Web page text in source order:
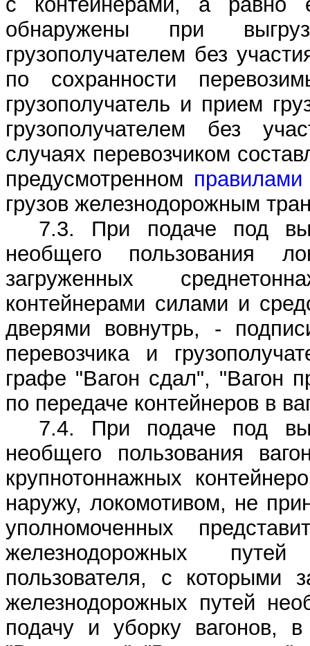
обнаружены при
грузополучателем без
по сохранности
грузополучатель и прием
грузополучателем без
случаях перевозчиком
предусмотренном правилами
грузов железнодорожным
7.3. При подаче под
необщего пользования
загруженных
контейнерами силами и
дверями вовнутрь, -
перевозчика и
графе "Вагон сдал", "Вагон
по передаче контейнеров в
7.4. При подаче под
необщего пользования
крупнотоннажных
наружу, локомотивом, не
уполномоченных
железнодорожных
пользователя, с которыми
железнодорожных путей
подачу и уборку вагонов,